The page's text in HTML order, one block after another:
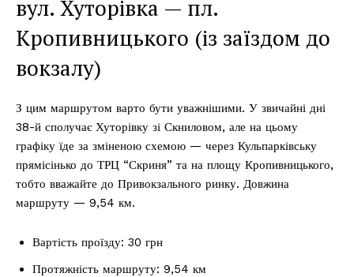
вул. Хуторівка — пл.
Кропивницького (із заїздом до
вокзалу)
З цим маршрутом варто бути уважнішими. У звичайні дні
38-й сполучає Хуторівку зі Скниловом, але на цьому
графіку їде за зміненою схемою — через Кульпарківську
прямісінько до ТРЦ “Скриня” та на площу Кропивницького,
тобто вважайте до Привокзального ринку. Довжина
маршруту — 9,54 км.
Вартість проїзду: 30 грн
Протяжність маршруту: 9,54 км